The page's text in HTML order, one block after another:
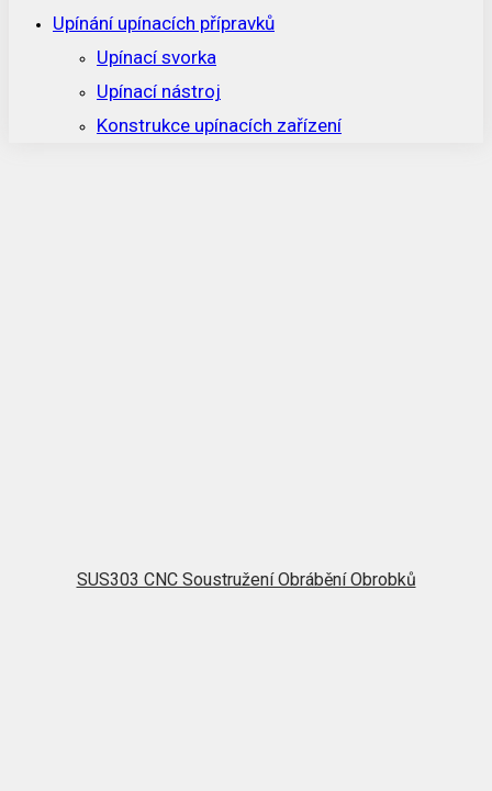
Upínání upínacích přípravků
Upínací svorka
Upínací nástroj
Konstrukce upínacích zařízení
SUS303 CNC Soustružení Obrábění Obrobků